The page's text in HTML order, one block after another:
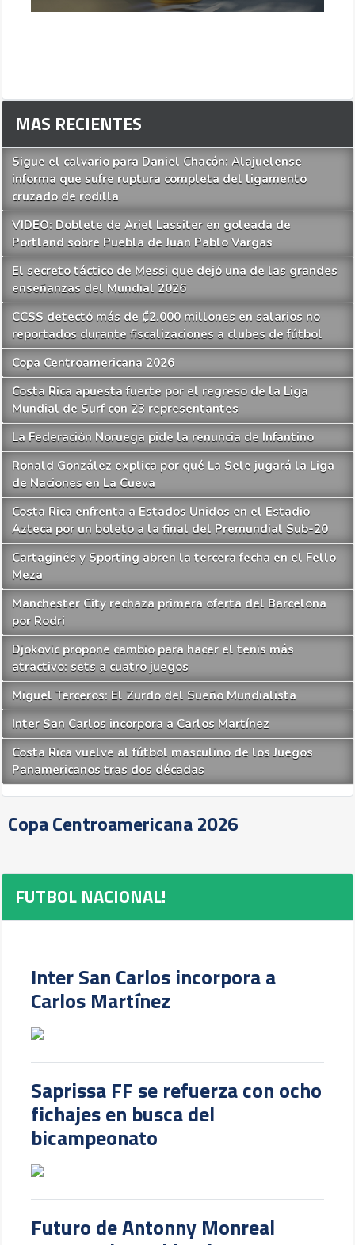
MAS RECIENTES
Sigue el calvario para Daniel Chacón: Alajuelense
informa que sufre ruptura completa del ligamento
cruzado de rodilla
VIDEO: Doblete de Ariel Lassiter en goleada de
Portland sobre Puebla de Juan Pablo Vargas
El secreto táctico de Messi que dejó una de las grandes
enseñanzas del Mundial 2026
CCSS detectó más de ₡2.000 millones en salarios no
reportados durante fiscalizaciones a clubes de fútbol
Copa Centroamericana 2026
Costa Rica apuesta fuerte por el regreso de la Liga
Mundial de Surf con 23 representantes
La Federación Noruega pide la renuncia de Infantino
Ronald González explica por qué La Sele jugará la Liga
de Naciones en La Cueva
Costa Rica enfrenta a Estados Unidos en el Estadio
Azteca por un boleto a la final del Premundial Sub-20
Cartaginés y Sporting abren la tercera fecha en el Fello
Meza
Manchester City rechaza primera oferta del Barcelona
por Rodri
Djokovic propone cambio para hacer el tenis más
atractivo: sets a cuatro juegos
Miguel Terceros: El Zurdo del Sueño Mundialista
Inter San Carlos incorpora a Carlos Martínez
Costa Rica vuelve al fútbol masculino de los Juegos
Panamericanos tras dos décadas
Copa Centroamericana 2026
FUTBOL NACIONAL!
Inter San Carlos incorpora a
Carlos Martínez
Saprissa FF se refuerza con ocho
fichajes en busca del
bicampeonato
Futuro de Antonny Monreal